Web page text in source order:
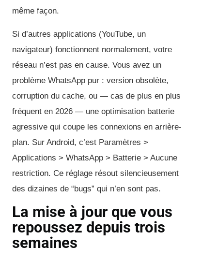
même façon.
Si d’autres applications (YouTube, un
navigateur) fonctionnent normalement, votre
réseau n’est pas en cause. Vous avez un
problème WhatsApp pur : version obsolète,
corruption du cache, ou — cas de plus en plus
fréquent en 2026 — une optimisation batterie
agressive qui coupe les connexions en arrière-
plan. Sur Android, c’est Paramètres >
Applications > WhatsApp > Batterie > Aucune
restriction. Ce réglage résout silencieusement
des dizaines de “bugs” qui n’en sont pas.
La mise à jour que vous
repoussez depuis trois
semaines